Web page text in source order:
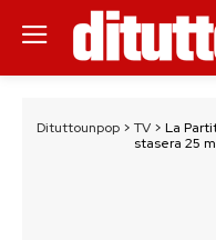
Dituttounpop> TV> La
stasera 25